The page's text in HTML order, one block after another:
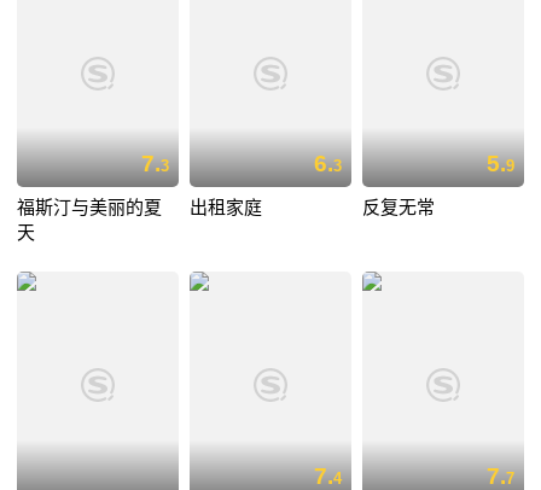
7.3
福斯汀与美丽的夏
天
6.3
出租家庭
5.9
反复无常
7.4 7.7